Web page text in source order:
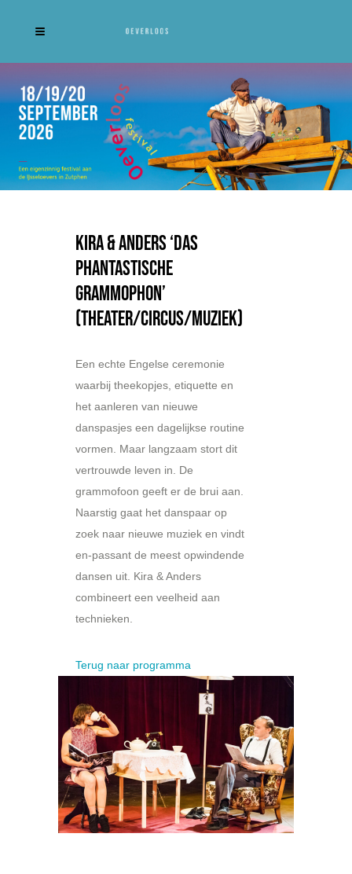
Kira & Anders ‘Das
Phantastische
Grammophon’
(Theater/Circus/Muziek)
Een echte Engelse ceremonie
waarbij theekopjes, etiquette en
het aanleren van nieuwe
danspasjes een dagelijkse routine
vormen. Maar langzaam stort dit
vertrouwde leven in. De
grammofoon geeft er de brui aan.
Naarstig gaat het danspaar op
zoek naar nieuwe muziek en vindt
en-passant de meest opwindende
dansen uit. Kira & Anders
combineert een veelheid aan
technieken.
Terug naar programma